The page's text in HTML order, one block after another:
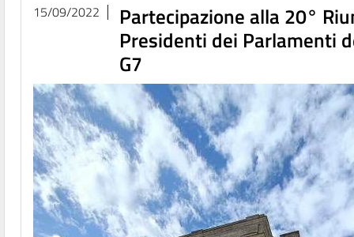
15/09/2022 Partecipazione alla 20°
Presidenti dei Parlamenti
G7